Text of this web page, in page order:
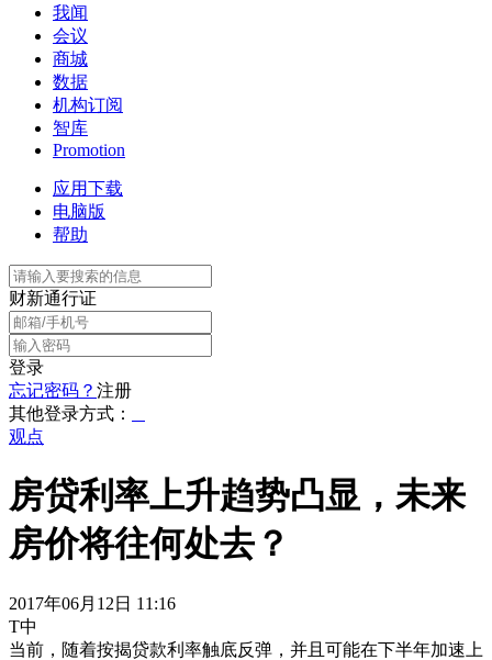
我闻
会议
商城
数据
机构订阅
智库
Promotion
应用下载
电脑版
帮助
财新通行证
登录
忘记密码？ 注册
其他登录方式：
观点
房贷利率上升趋势凸显，未来
房价将往何处去？
2017年06月12日 11:16
T中
当前，随着按揭贷款利率触底反弹，并且可能在下半年加速上